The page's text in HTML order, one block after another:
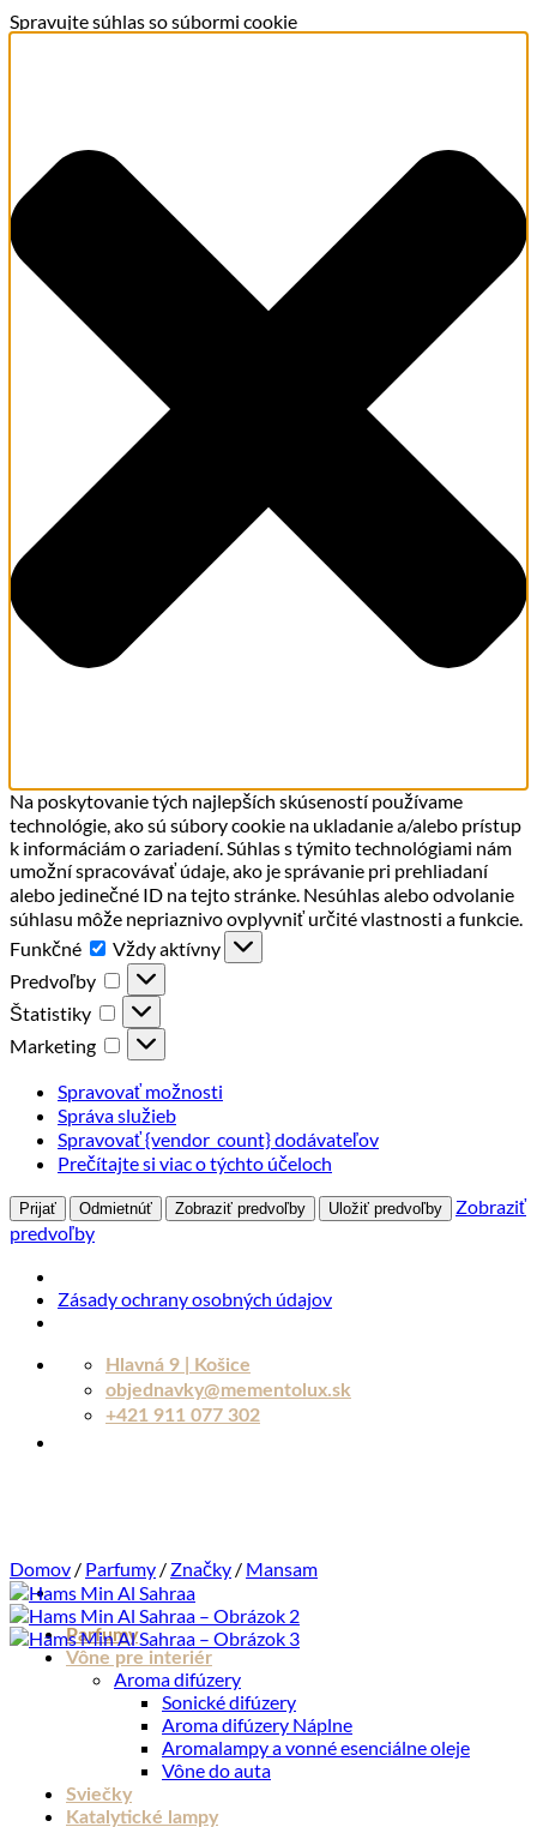
Spravujte súhlas so súbormi cookie
Na poskytovanie tých najlepších skúseností používame
technológie, ako sú súbory cookie na ukladanie a/alebo prístup
k informáciám o zariadení. Súhlas s týmito technológiami nám
umožní spracovávať údaje, ako je správanie pri prehliadaní
alebo jedinečné ID na tejto stránke. Nesúhlas alebo odvolanie
súhlasu môže nepriaznivo ovplyvniť určité vlastnosti a funkcie.
Funkčné
Funkčné
Vždy aktívny
Predvoľby
Predvoľby
Štatistiky
Štatistiky
Marketing
Marketing
Spravovať možnosti
Správa služieb
Spravovať {vendor_count} dodávateľov
Prečítajte si viac o týchto účeloch
Prijať Odmietnúť Zobraziť predvoľby Uložiť predvoľby
Zobraziť
predvoľby
Zásady ochrany osobných údajov
Skip
Hlavná 9 | Košice
objednavky@mementolux.sk
+421 911 077 302
Parfumy
Vône pre interiér
Aroma difúzery
Sonické difúzery
Aroma difúzery Náplne
Aromalampy a vonné esenciálne oleje
Vône do auta
Sviečky
Katalytické lampy
Domov / Parfumy / Značky / Mansam